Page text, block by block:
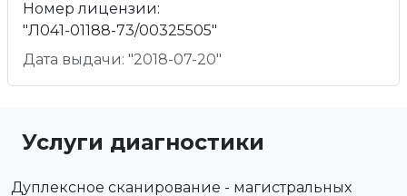
Номер лицензии:
"Л041-01188-73/00325505"
Дата выдачи: "2018-07-20"
Услуги диагностики
Дуплексное сканирование - магистральных